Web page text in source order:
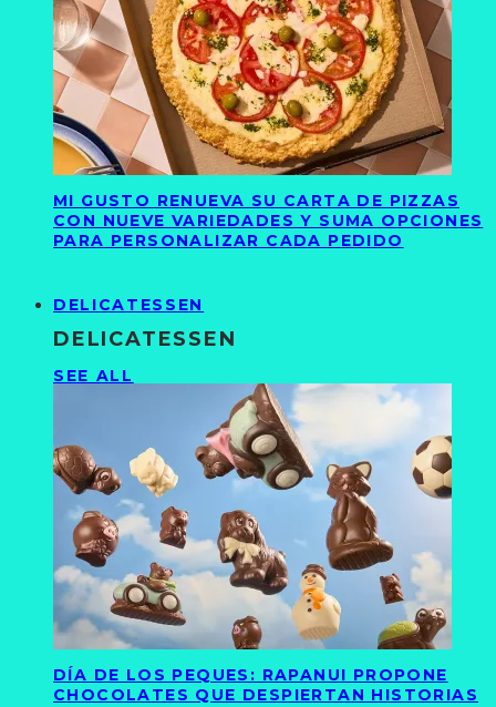
MI GUSTO RENUEVA SU CARTA DE PIZZAS
CON NUEVE VARIEDADES Y SUMA OPCIONES
PARA PERSONALIZAR CADA PEDIDO
DELICATESSEN
DELICATESSEN
SEE ALL
DÍA DE LOS PEQUES: RAPANUI PROPONE
CHOCOLATES QUE DESPIERTAN HISTORIAS